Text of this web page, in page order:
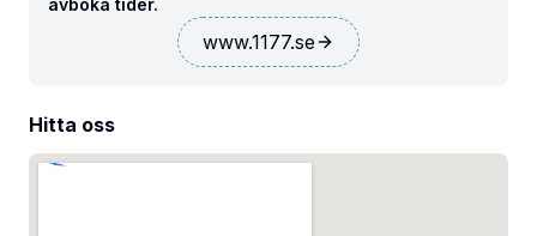
avboka tider.
www.1177.se
Hitta oss